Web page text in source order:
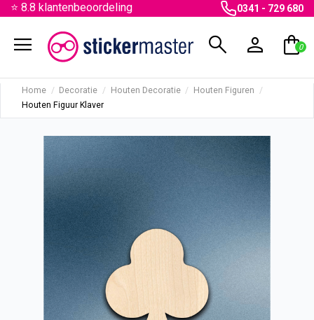
⭐ 8.8 klantenbeoordeling 0341 - 729 680
menu search person shopping_bag
0
Home Decoratie Houten Decoratie
Houten Figuren
Houten Figuur Klaver